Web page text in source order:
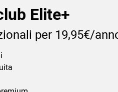
Elite+
per 19,95€/